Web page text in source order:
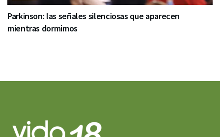
Parkinson: las señales silenciosas que aparecen
mientras dormimos